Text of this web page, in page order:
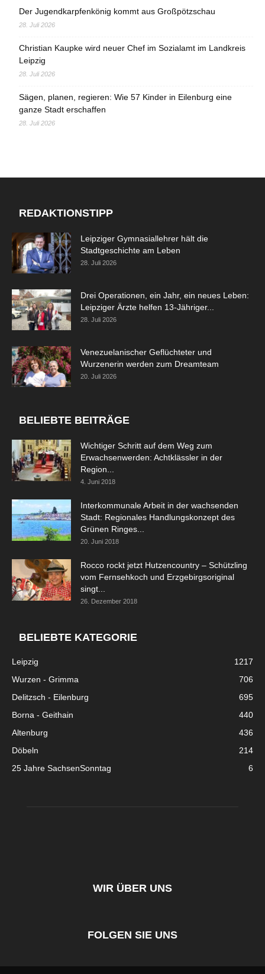
Der Jugendkarpfenkönig kommt aus Großpötzschau
28. Juli 2026
Christian Kaupke wird neuer Chef im Sozialamt im Landkreis
Leipzig
28. Juli 2026
Sägen, planen, regieren: Wie 57 Kinder in Eilenburg eine
ganze Stadt erschaffen
28. Juli 2026
REDAKTIONSTIPP
Leipziger Gymnasiallehrer hält die
Stadtgeschichte am Leben
28. Juli 2026
Drei Operationen, ein Jahr, ein neues Leben:
Leipziger Ärzte helfen 13-Jähriger...
28. Juli 2026
Venezuelanischer Geflüchteter und
Wurzenerin werden zum Dreamteam
20. Juli 2026
BELIEBTE BEITRÄGE
Wichtiger Schritt auf dem Weg zum
Erwachsenwerden: Achtklässler in der
Region...
4. Juni 2018
Interkommunale Arbeit in der wachsenden
Stadt: Regionales Handlungskonzept des
Grünen Ringes...
20. Juni 2018
Rocco rockt jetzt Hutzencountry – Schützling
vom Fernsehkoch und Erzgebirgsoriginal
singt...
26. Dezember 2018
BELIEBTE KATEGORIE
Leipzig
1217
Wurzen - Grimma
706
Delitzsch - Eilenburg
695
Borna - Geithain
440
Altenburg
436
Döbeln
214
25 Jahre SachsenSonntag
6
WIR ÜBER UNS
FOLGEN SIE UNS